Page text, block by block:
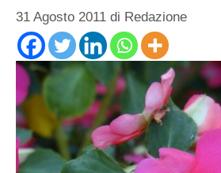
31 Agosto 2011 di Redazione